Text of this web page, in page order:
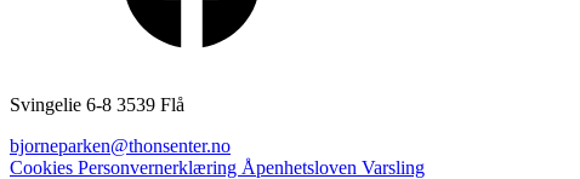
Svingelie 6-8 3539 Flå
bjorneparken@thonsenter.no
Cookies Personvernerklæring Åpenhetsloven Varsling